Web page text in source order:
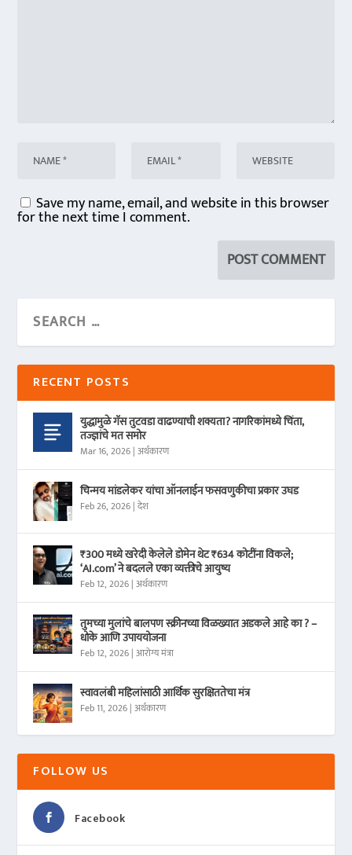
Save my name, email, and website in this browser
for the next time I comment.
RECENT POSTS
युद्धामुळे गॅस तुटवडा वाढण्याची शक्यता? नागरिकांमध्ये चिंता,
तज्ज्ञांचे मत समोर
Mar 16, 2026 |अर्थकारण
चिन्मय मांडलेकर यांचा ऑनलाईन फसवणुकीचा प्रकार उघड
Feb 26, 2026 |देश
₹300 मध्ये खरेदी केलेले डोमेन थेट ₹634 कोटींना विकले;
‘AI.com’ ने बदलले एका व्यक्तीचे आयुष्य
Feb 12, 2026 |अर्थकारण
तुमच्या मुलांचे बालपण स्क्रीनच्या विळख्यात अडकले आहे का ? –
धोके आणि उपाययोजना
Feb 12, 2026 |आरोग्य मंत्रा
स्वावलंबी महिलांसाठी आर्थिक सुरक्षिततेचा मंत्र
Feb 11, 2026 |अर्थकारण
FOLLOW US
Facebook